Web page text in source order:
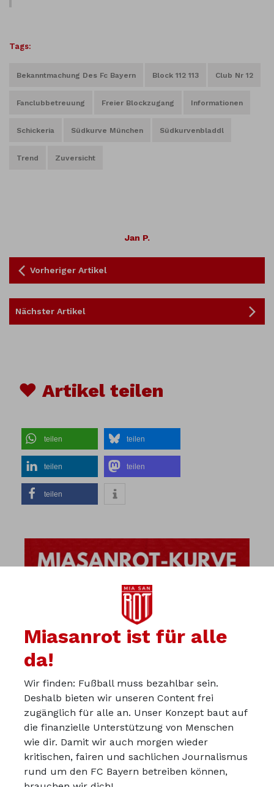
Tags:
Bekanntmachung Des Fc Bayern Block 112 113 Club Nr 12
Fanclubbetreuung Freier Blockzugang Informationen
Schickeria Südkurve München Südkurvenbladdl
Trend Zuversicht
Jan P.
Vorheriger Artikel
Nächster Artikel
♥ Artikel teilen
teilen teilen
teilen teilen
teilen
Werbepartner werden
Miasanrot ist für alle
da!
Wir finden: Fußball muss bezahlbar sein.
Deshalb bieten wir unseren Content frei
zugänglich für alle an. Unser Konzept baut auf
die finanzielle Unterstützung von Menschen
wie dir. Damit wir auch morgen wieder
kritischen, fairen und sachlichen Journalismus
rund um den FC Bayern betreiben können,